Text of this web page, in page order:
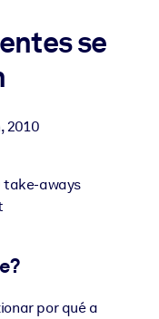
your LMS/LXP for
ready-to-use business
knowledge to
se
,2010
take-aways
por qué a